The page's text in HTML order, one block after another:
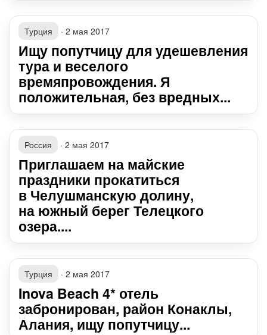
Турция · 2 мая 2017
Ищу попутчицу для удешевления
тура и веселого
времяпровождения. Я
положительная, без вредных...
Россия · 2 мая 2017
Приглашаем на майские
праздники прокатиться
в Челушманскую долину,
на южный берег Телецкого
озера....
Турция · 2 мая 2017
Inova Beach 4* отель
забронирован, район Конаклы,
Алания, ищу попутчицу...